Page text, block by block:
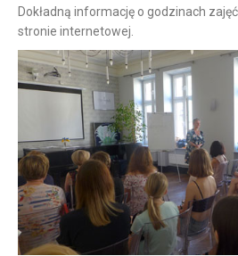
Dokładną informację o godzinach
stronie internetowej.